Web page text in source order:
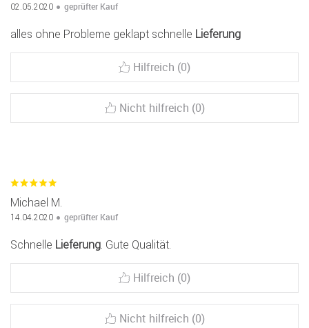
02.05.2020 geprüfter Kauf
alles ohne Probleme geklapt schnelle Lieferung
Hilfreich (0)
Nicht hilfreich (0)
Michael M.
14.04.2020 geprüfter Kauf
Schnelle Lieferung. Gute Qualität.
Hilfreich (0)
Nicht hilfreich (0)